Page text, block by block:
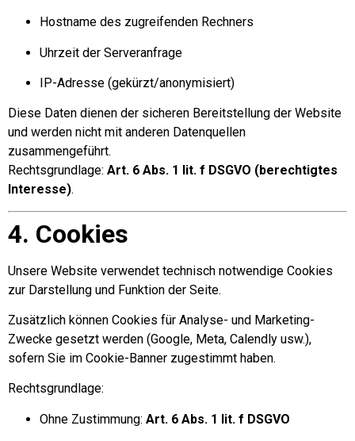
Hostname des zugreifenden Rechners
Uhrzeit der Serveranfrage
IP-Adresse (gekürzt/anonymisiert)
Diese Daten dienen der sicheren Bereitstellung der Website
und werden nicht mit anderen Datenquellen
zusammengeführt.
Rechtsgrundlage: Art. 6 Abs. 1 lit. f DSGVO (berechtigtes
Interesse).
4. Cookies
Unsere Website verwendet technisch notwendige Cookies
zur Darstellung und Funktion der Seite.
Zusätzlich können Cookies für Analyse- und Marketing-
Zwecke gesetzt werden (Google, Meta, Calendly usw.),
sofern Sie im Cookie-Banner zugestimmt haben.
Rechtsgrundlage:
Ohne Zustimmung: Art. 6 Abs. 1 lit. f DSGVO